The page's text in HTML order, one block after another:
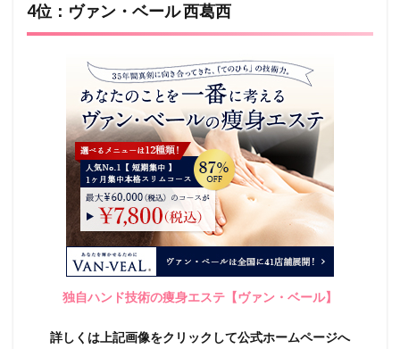
4位：ヴァン・ベール 西葛西
独自ハンド技術の痩身エステ【ヴァン・ベール】
詳しくは上記画像をクリックして公式ホームページへ